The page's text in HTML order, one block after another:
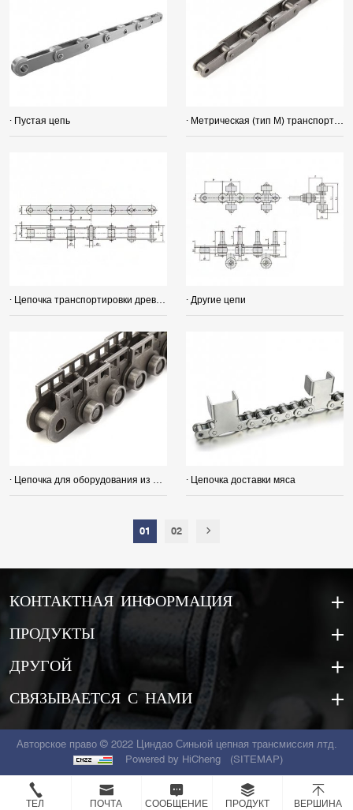
· Пустая цепь · Метрическая (тип М) транспортная цепь
· Цепочка транспортировки древесины · Другие цепи
· Цепочка для оборудования из искусственных панелей · Цепочка доставки мяса
01 02
КОНТАКТНАЯ ИНФОРМАЦИЯ
ПРОДУКТЫ
ДРУГОЙ
СВЯЗЫВАЕТСЯ С НАМИ
Авторское право © 2022 Циндао Синьюй цепная трансмиссия лтд.
Powered by HiCheng
(SITEMAP)
ТЕЛ ПОЧТА СООБЩЕНИЕ ПРОДУКТ ВЕРШИНА